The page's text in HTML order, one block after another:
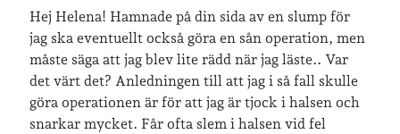
Hej Helena! Hamnade på din sida av en slump för
jag ska eventuellt också göra en sån operation, men
måste säga att jag blev lite rädd när jag läste.. Var
det värt det? Anledningen till att jag i så fall skulle
göra operationen är för att jag är tjock i halsen och
snarkar mycket. Får ofta slem i halsen vid fel